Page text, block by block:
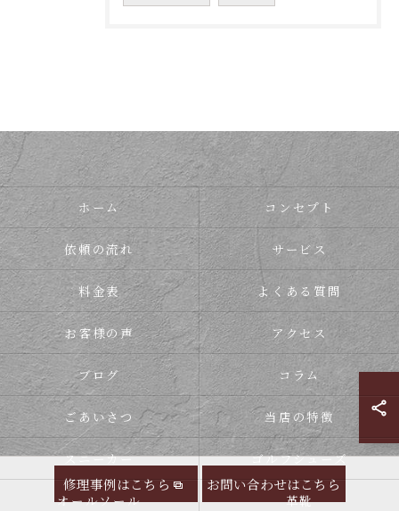
修理事例はこちら お問い合わせはこちら
ホーム コンセプト
依頼の流れ サービス
料金表 よくある質問
お客様の声 アクセス
ブログ コラム
ごあいさつ 当店の特徴
スニーカー ゴルフシューズ
オールソール 革靴